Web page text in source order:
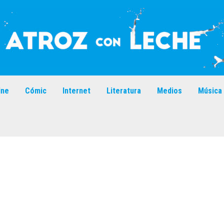
Cómic Internet Literatura Medios Música